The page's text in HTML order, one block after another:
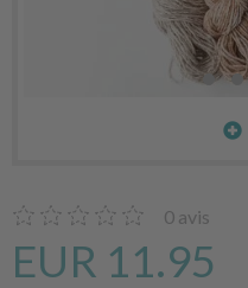
0 avis
EUR 11.95